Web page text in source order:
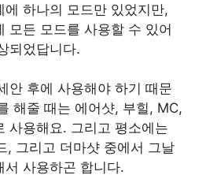
에 하나의 모드만 있었지만,
모든 모드를 사용할 수 있어
되었답니다.
안 후에 사용해야 하기 때문
해줄 때는 에어샷, 부힐, MC,
사용해요. 그리고 평소에는
, 그리고 더마샷 중에서 그날
서 사용하곤 합니다.